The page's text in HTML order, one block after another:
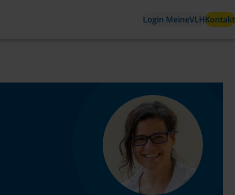
Login MeineVLHKontakt